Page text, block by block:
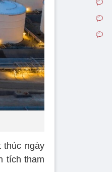
thúc ngày
tích tham